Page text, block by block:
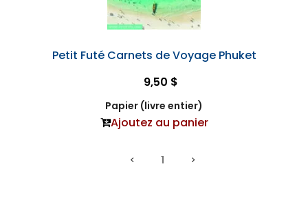
Petit Futé Carnets de Voyage Phuket
9,50 $
Papier (livre entier)
Ajoutez au panier
1